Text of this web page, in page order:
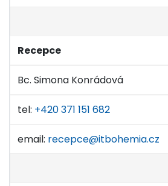
Recepce
Bc. Simona Konrádová
tel: +420 371 151 682
email: recepce@itbohemia.cz